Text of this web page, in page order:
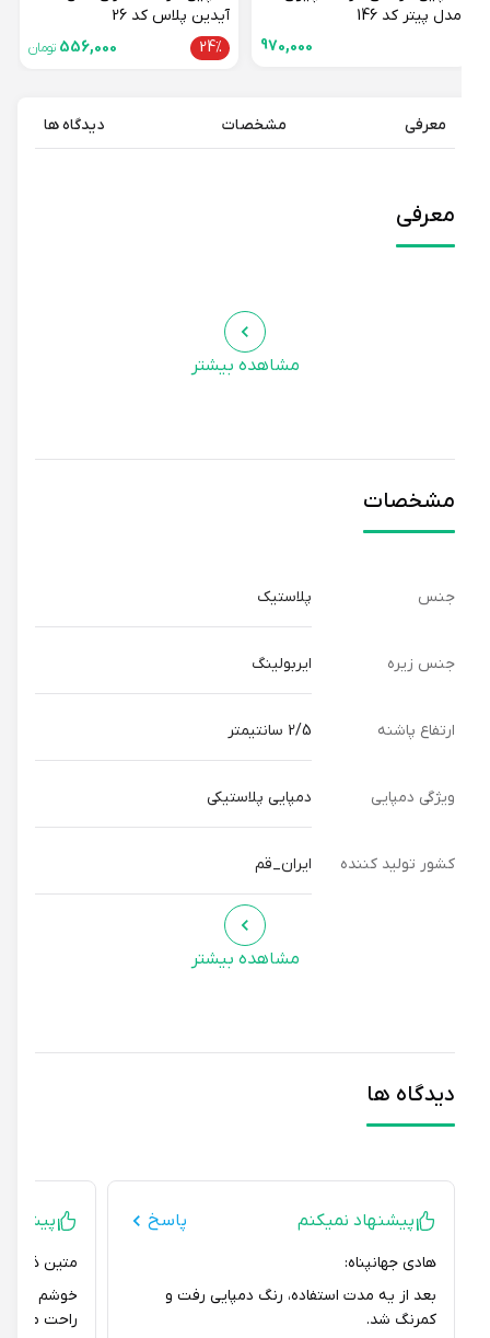
مدل پیتر کد 146
970,000
آیدین پلاس کد 26
24%
556,000تومان
معرفی مشخصات دیدگاه ها
معرفی
مشاهده بیشتر
مشخصات
جنس پلاستیک
جنس زیره ایربولینگ
ارتفاع پاشنه
ویژگی دمپایی دمپایی پلاستیکی
کشور تولید کننده ایران_قم
مشاهده بیشتر
دیدگاه ها
پیشنهاد نمیکنم پاسخ
هادی جهانپناه:
بعد از یه مدت استفاده، رنگ دمپایی رفت و
کمرنگ شد.
پیشنهاد
متین ذوالفقاری:
خوشم اومد که
راحت میتونی